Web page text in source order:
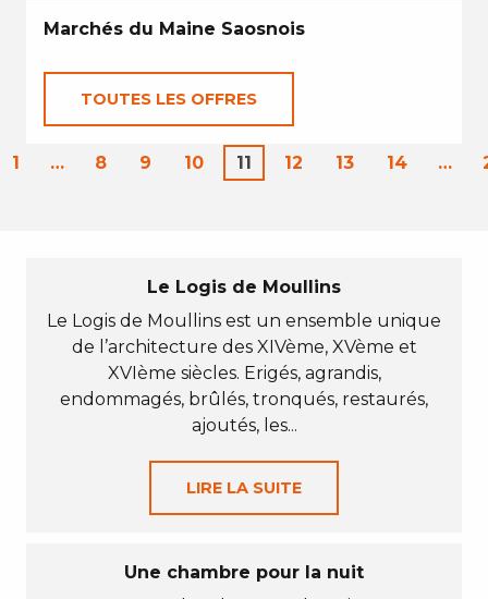
Marchés du Maine Saosnois
TOUTES LES OFFRES
1 … 8 9 10 11 12 13 14 …
Le Logis de Moullins
Le Logis de Moullins est un ensemble unique
de l’architecture des XIVème, XVème et
XVIème siècles. Erigés, agrandis,
endommagés, brûlés, tronqués, restaurés,
ajoutés, les...
LIRE LA SUITE
Une chambre pour la nuit